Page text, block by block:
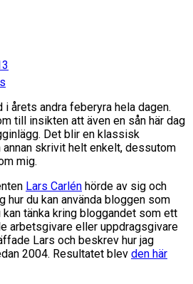
i årets andra feberyra hela dagen.
till insikten att även en sån här dag
Det blir en klassisk
skrivit helt enkelt, dessutom
mig.
Lars Carlén hörde av sig och
hur du kan använda bloggen som
tänka kring bloggandet som ett
arbetsgivare eller uppdragsgivare
Lars och beskrev hur jag
2004. Resultatet blev den här